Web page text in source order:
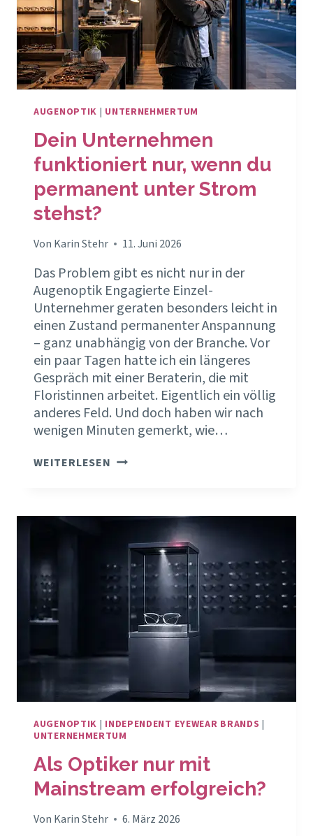
AUGENOPTIK | UNTERNEHMERTUM
Dein Unternehmen
funktioniert nur, wenn du
permanent unter Strom
stehst?
Von Karin Stehr 11. Juni 2026
Das Problem gibt es nicht nur in der
Augenoptik Engagierte Einzel-
Unternehmer geraten besonders leicht in
einen Zustand permanenter Anspannung
– ganz unabhängig von der Branche. Vor
ein paar Tagen hatte ich ein längeres
Gespräch mit einer Beraterin, die mit
Floristinnen arbeitet. Eigentlich ein völlig
anderes Feld. Und doch haben wir nach
wenigen Minuten gemerkt, wie…
WEITERLESEN DEIN
WENN
PERMANENT
UNTER
STROM
STEHST?
AUGENOPTIK | INDEPENDENT EYEWEAR BRANDS |
UNTERNEHMERTUM
Als Optiker nur mit
Mainstream erfolgreich?
Von Karin Stehr 6. März 2026